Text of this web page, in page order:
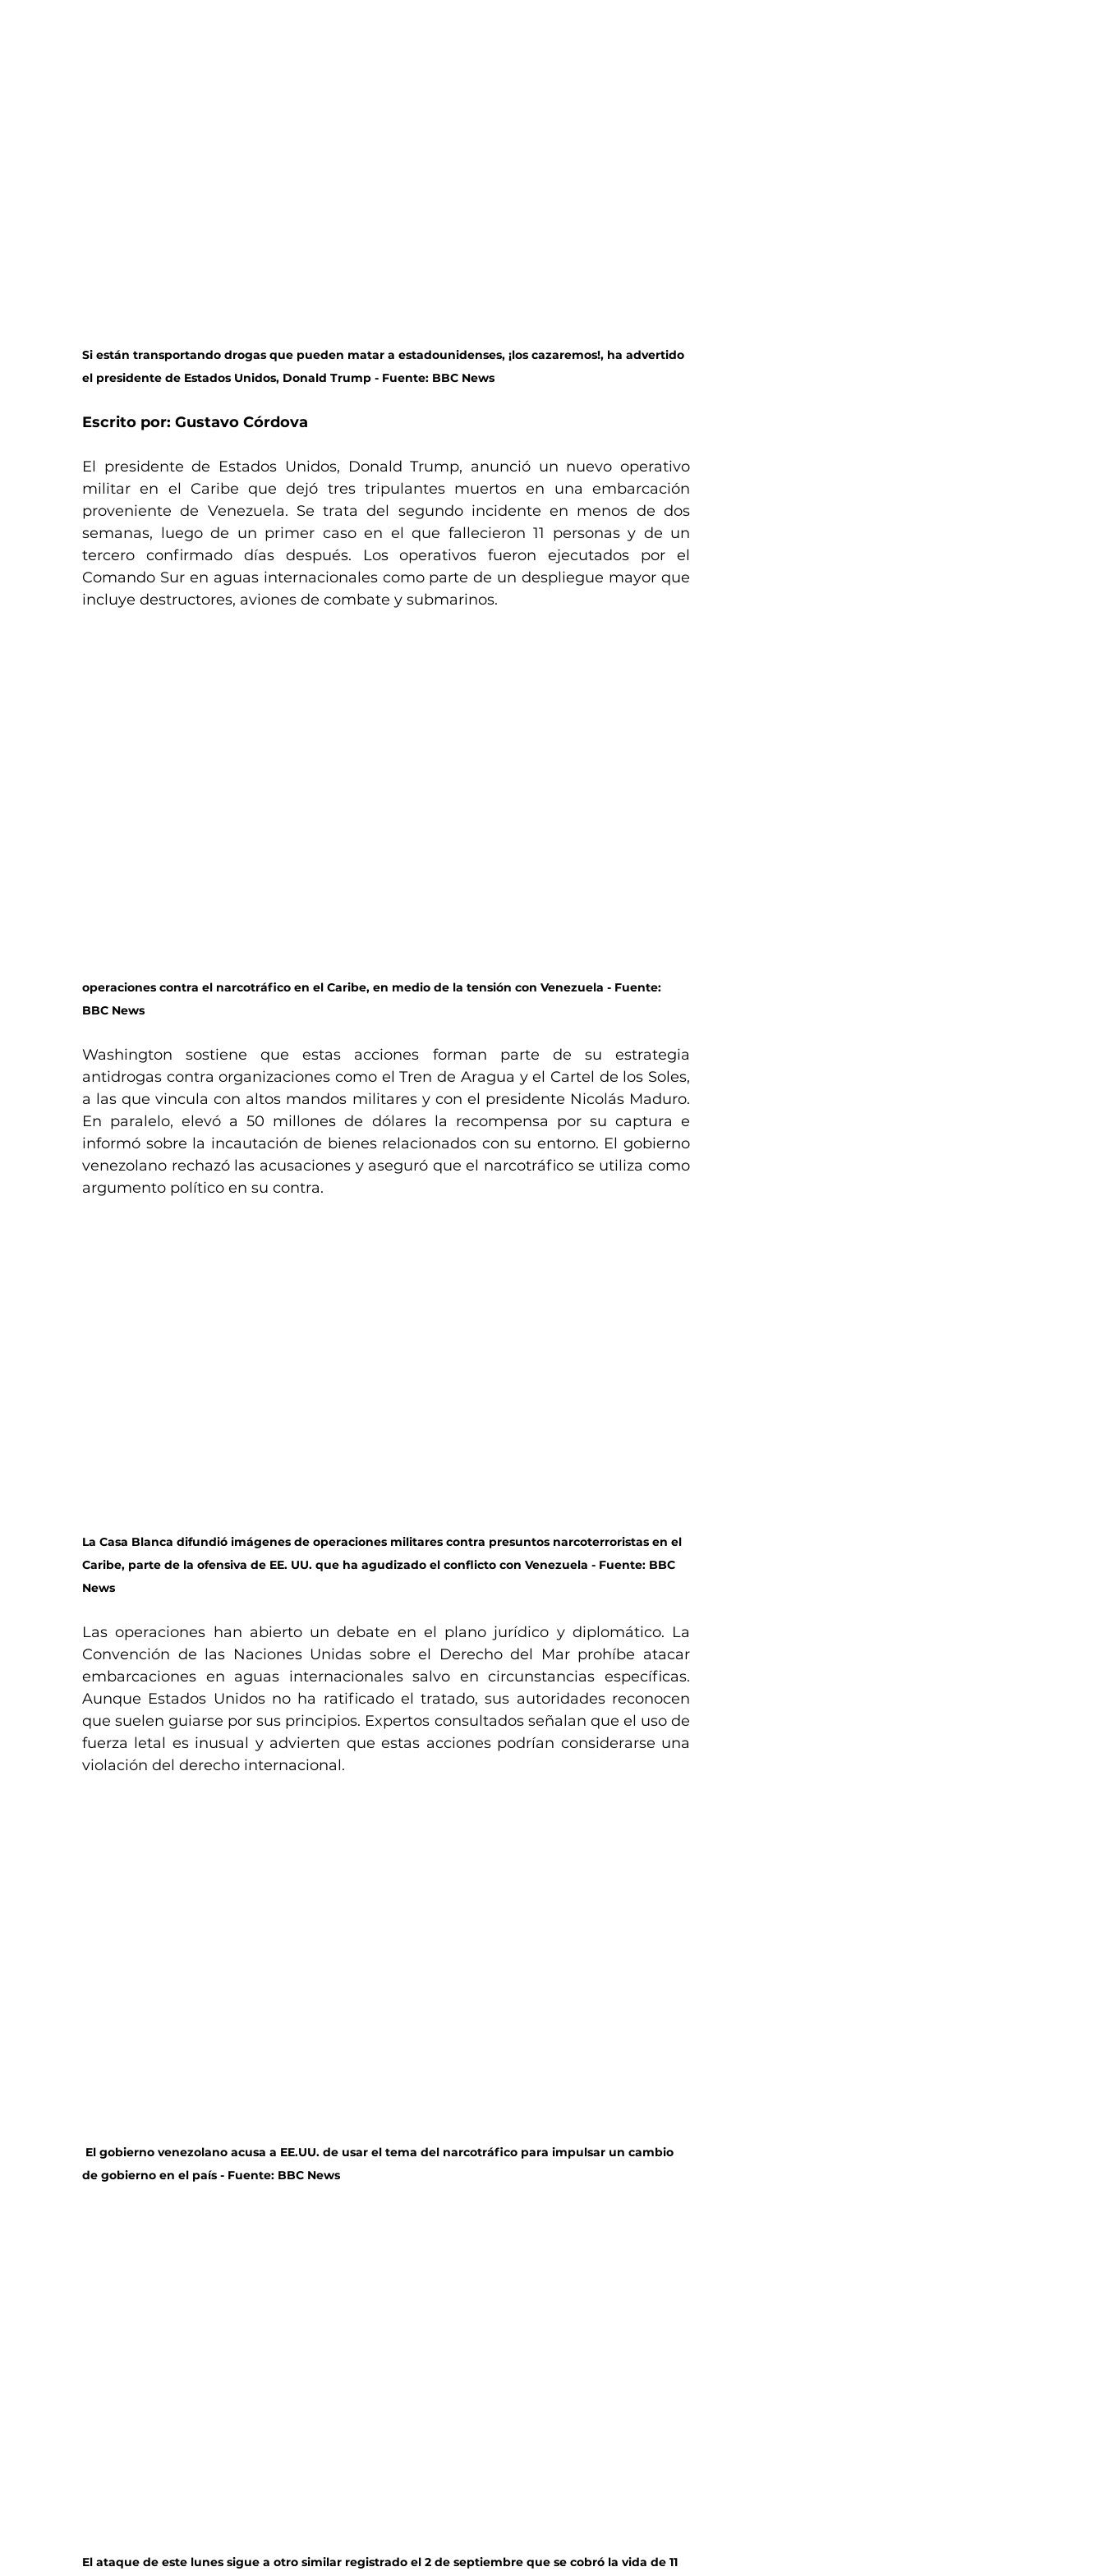
Si están transportando drogas que pueden matar a estadounidenses, ¡los cazaremos!, ha advertido
el presidente de Estados Unidos, Donald Trump - Fuente: BBC News
Escrito por: Gustavo Córdova
El presidente de Estados Unidos, Donald Trump, anunció un nuevo operativo
militar en el Caribe que dejó tres tripulantes muertos en una embarcación
proveniente de Venezuela. Se trata del segundo incidente en menos de dos
semanas, luego de un primer caso en el que fallecieron 11 personas y de un
tercero confirmado días después. Los operativos fueron ejecutados por el
Comando Sur en aguas internacionales como parte de un despliegue mayor que
incluye destructores, aviones de combate y submarinos.
operaciones contra el narcotráfico en el Caribe, en medio de la tensión con Venezuela - Fuente:
BBC News
Washington sostiene que estas acciones forman parte de su estrategia
antidrogas contra organizaciones como el Tren de Aragua y el Cartel de los Soles,
a las que vincula con altos mandos militares y con el presidente Nicolás Maduro.
En paralelo, elevó a 50 millones de dólares la recompensa por su captura e
informó sobre la incautación de bienes relacionados con su entorno. El gobierno
venezolano rechazó las acusaciones y aseguró que el narcotráfico se utiliza como
argumento político en su contra.
La Casa Blanca difundió imágenes de operaciones militares contra presuntos narcoterroristas en el
Caribe, parte de la ofensiva de EE. UU. que ha agudizado el conflicto con Venezuela - Fuente: BBC
News
Las operaciones han abierto un debate en el plano jurídico y diplomático. La
Convención de las Naciones Unidas sobre el Derecho del Mar prohíbe atacar
embarcaciones en aguas internacionales salvo en circunstancias específicas.
Aunque Estados Unidos no ha ratificado el tratado, sus autoridades reconocen
que suelen guiarse por sus principios. Expertos consultados señalan que el uso de
fuerza letal es inusual y advierten que estas acciones podrían considerarse una
violación del derecho internacional.
El gobierno venezolano acusa a EE.UU. de usar el tema del narcotráfico para impulsar un cambio
de gobierno en el país - Fuente: BBC News
El ataque de este lunes sigue a otro similar registrado el 2 de septiembre que se cobró la vida de 11